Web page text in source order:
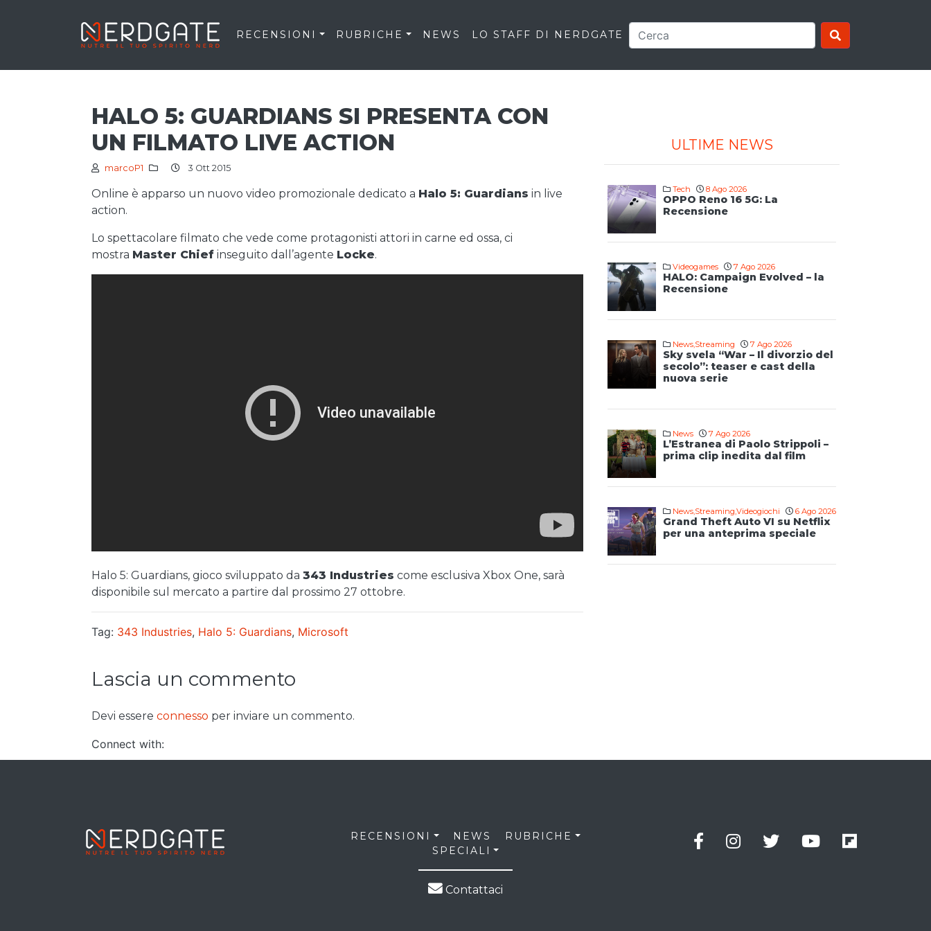
RECENSIONI RUBRICHE NEWS LO STAFF DI NERDGATE
HALO 5: GUARDIANS SI PRESENTA CON
UN FILMATO LIVE ACTION
marcoP1 3 Ott 2015
Online è apparso un nuovo video promozionale dedicato a Halo 5: Guardians in live
action.
Lo spettacolare filmato che vede come protagonisti attori in carne ed ossa, ci
mostra Master Chief inseguito dall’agente Locke.
Halo 5: Guardians, gioco sviluppato da 343 Industries come esclusiva Xbox One, sarà
disponibile sul mercato a partire dal prossimo 27 ottobre.
Tag: 343 Industries, Halo 5: Guardians, Microsoft
Lascia un commento
Devi essere connesso per inviare un commento.
Connect with:
ULTIME NEWS
Tech 8 Ago 2026
OPPO Reno 16 5G: La
Recensione
Videogames 7 Ago 2026
HALO: Campaign Evolved – la
Recensione
News,Streaming 7 Ago 2026
Sky svela “War – Il divorzio del
secolo”: teaser e cast della
nuova serie
News 7 Ago 2026
L’Estranea di Paolo Strippoli –
prima clip inedita dal film
News,Streaming,Videogiochi 6 Ago 2026
Grand Theft Auto VI su Netflix
per una anteprima speciale
RECENSIONI NEWS
RUBRICHE
SPECIALI
Contattaci